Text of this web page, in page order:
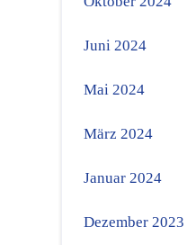
Juni 2024
Mai 2024
März 2024
Januar 2024
Dezember 2023